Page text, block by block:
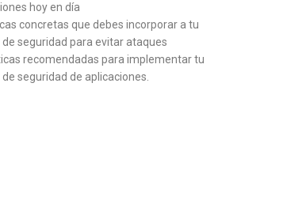
hoy en día
concretas que debes incorporar a tu
seguridad para evitar ataques
recomendadas para implementar tu
seguridad de aplicaciones.